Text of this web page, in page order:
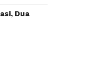
Dua